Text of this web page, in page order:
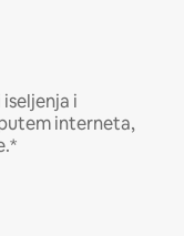
i
interneta,